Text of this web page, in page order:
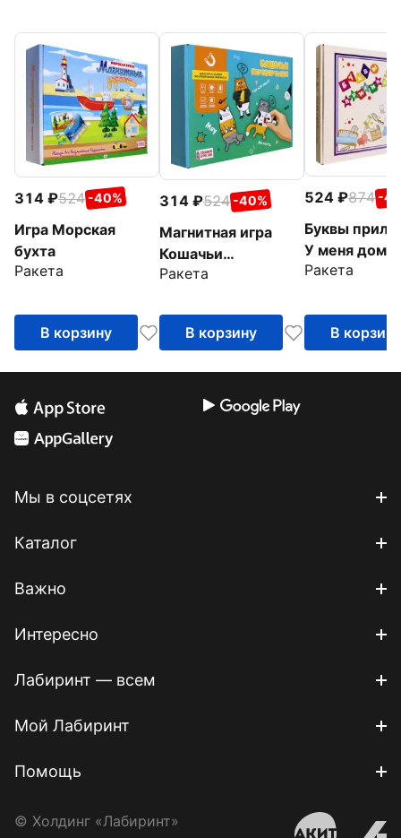
314 524 -40%
Игра Морская
бухта
Ракета
В корзину
314 524 -40%
Магнитная игра
Кошачьи
перевертыши
Ракета
В корзину
524 874 -
Буквы
У меня дома.
Магнитный
и чтению
Ракета
В корзину
Мы в соцсетях
Каталог
Важно
Интересно
Лабиринт — всем
Мой Лабиринт
Помощь
© Холдинг «Лабиринт»